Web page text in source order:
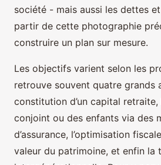
société - mais aussi les dettes et
partir de cette photographie
construire un plan sur mesure.
Les objectifs varient selon les
retrouve souvent quatre grands
constitution d’un capital
conjoint ou des enfants via des
d’assurance, l’optimisation
valeur du patrimoine, et enfin la